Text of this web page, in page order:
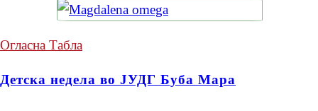
Огласна Табла
Детска недела во ЈУДГ Буба Мара